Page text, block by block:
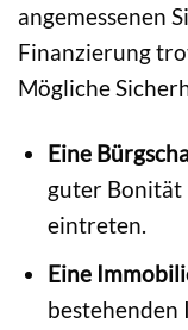
angemessenen
Finanzierung
Mögliche
Eine
guter Bonität
eintreten.
Eine
bestehenden